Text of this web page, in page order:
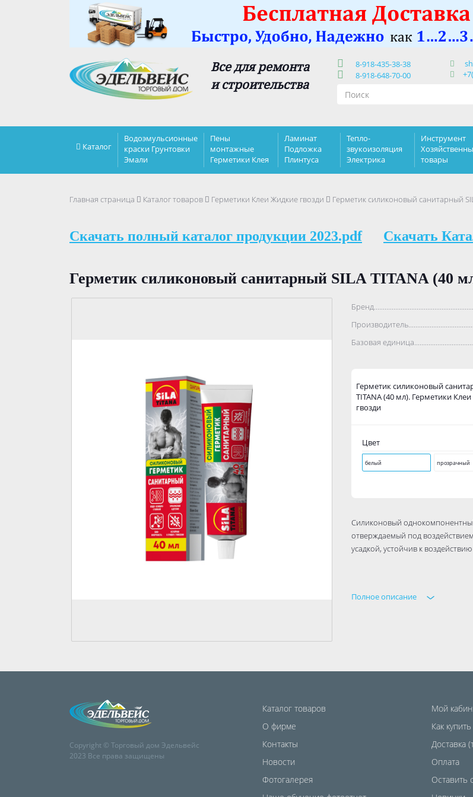
Все для ремонта
и строительства
8-918-435-38-38
8-918-648-70-00
Каталог
Водоэмульсионные
краски Грунтовки
Эмали
Пены
монтажные
Герметики Клея
Ламинат
Подложка
Плинтуса
Тепло-
звукоизоляция
Электрика
Инструмент
товары
Главная страница Каталог товаров Герметики Клеи Жидкие гвозди Герметик силиконовый санитарный
Скачать полный каталог продукции 2023.pdf Скачать
Герметик силиконовый санитарный SILA TITANA (40
Базовая
Герметик силиконовый
TITANA (40 мл). Герметики
гвозди
Цвет
белый прозрачный
Силиконовый
отверждаемый под
усадкой, устойчив к
Полное описание
Copyright © Торговый дом Эдельвейс
2023 Все права защищены
Каталог товаров
О фирме
Контакты
Новости
Фотогалерея
Мой
Как купить
Доставка
Оплата
Оставить